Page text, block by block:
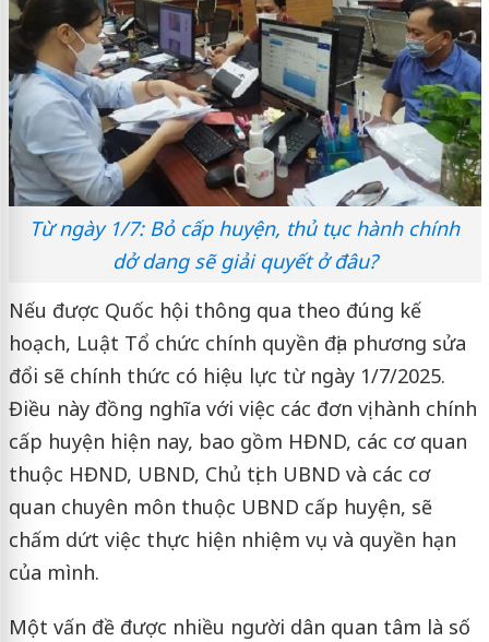
Từ ngày 1/7: Bỏ cấp huyện, thủ tục hành chính
dở dang sẽ giải quyết ở đâu?
Nếu được Quốc hội thông qua theo đúng kế
hoạch, Luật Tổ chức chính quyền địa phương sửa
đổi sẽ chính thức có hiệu lực từ ngày 1/7/2025.
Điều này đồng nghĩa với việc các đơn vị hành chính
cấp huyện hiện nay, bao gồm HĐND, các cơ quan
thuộc HĐND, UBND, Chủ tịch UBND và các cơ
quan chuyên môn thuộc UBND cấp huyện, sẽ
chấm dứt việc thực hiện nhiệm vụ và quyền hạn
của mình.
Một vấn đề được nhiều người dân quan tâm là số